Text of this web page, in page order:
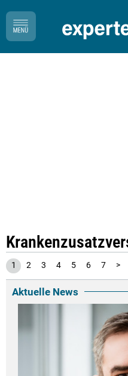
1 2 3 4 5 6 7 >
Aktuelle News